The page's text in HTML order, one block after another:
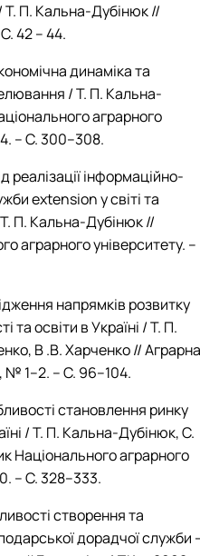
Т. П. Кальна-Дубінюк //
42 – 44.
динаміка та
/ Т. П. Кальна-
аграрного
–С. 300–308.
реалізації інформаційно-
extension у світі та
П. Кальна-Дубінюк //
аграрного університету. –
напрямків розвитку
та освіти в Україні / Т. П.
В.В.Харченко // Аграрна
№ 1–2. – С. 96–104.
становлення ринку
/ Т. П. Кальна-Дубінюк, С.
Національного аграрного
– С. 328–333.
створення та
дорадчої служби